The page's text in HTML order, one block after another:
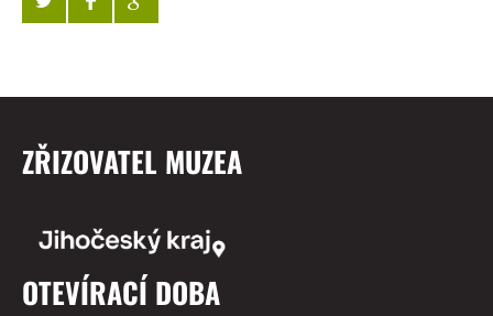
ZŘIZOVATEL MUZEA
OTEVÍRACÍ DOBA